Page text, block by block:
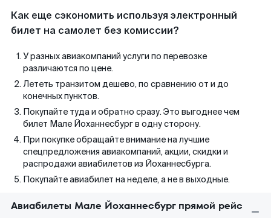
Как еще сэкономить используя электронный
билет на самолет без комиссии?
У разных авиакомпаний услуги по перевозке
различаются по цене.
Лететь транзитом дешево, по сравнению от и до
конечных пунктов.
Покупайте туда и обратно сразу. Это выгоднее чем
билет Мале Йоханнесбург в одну сторону.
При покупке обращайте внимание на лучшие
спецпредложения авиакомпаний, акции, скидки и
распродажи авиабилетов из Йоханнесбурга.
Покупайте авиабилет на неделе, а не в выходные.
Авиабилеты Мале Йоханнесбург прямой рейс